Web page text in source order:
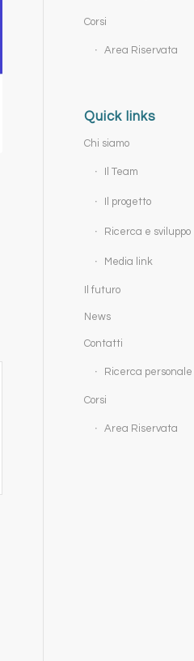
Corsi
Area Riservata
Quick links
Chi siamo
Il Team
Il progetto
Ricerca e sviluppo
Media link
Il futuro
News
Contatti
Ricerca personale
Corsi
Area Riservata